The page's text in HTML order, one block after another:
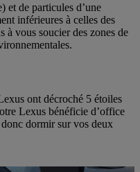
et de particules d’une
inférieures à celles des
à vous soucier des zones de
ont décroché 5 étoiles
Lexus bénéficie d’office
dormir sur vos deux